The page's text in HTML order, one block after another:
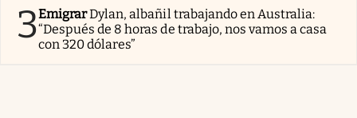
3EmigrarDylan, albañil trabajando en Australia:
“Después de 8 horas de trabajo, nos vamos a casa
con 320 dólares”